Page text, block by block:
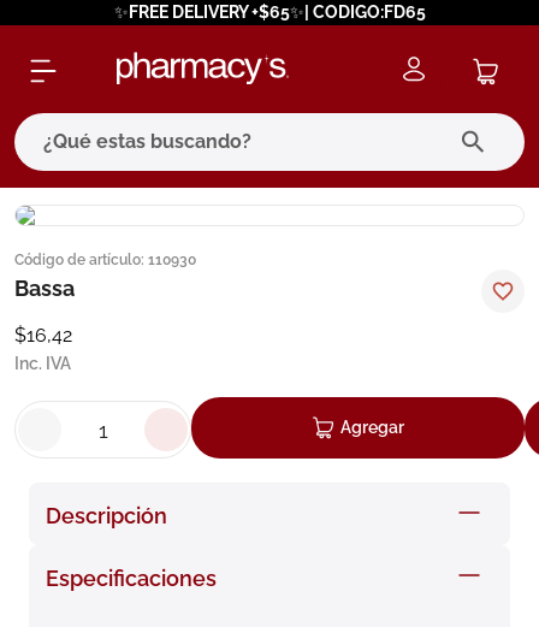
✨FREE DELIVERY +$65✨| CODIGO:FD65
¿Qué estas buscando?
Código de artículo: 110930
Bassa
$16,42
Inc. IVA
Agregar
Descripción
Especificaciones
términos más buscados
1. eucerin
3
cerave
7. degraler